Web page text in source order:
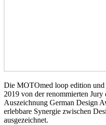
Die MOTOmed loop edition
2019 von der renommierten
Auszeichnung German Design
erlebbare Synergie zwischen
ausgezeichnet.